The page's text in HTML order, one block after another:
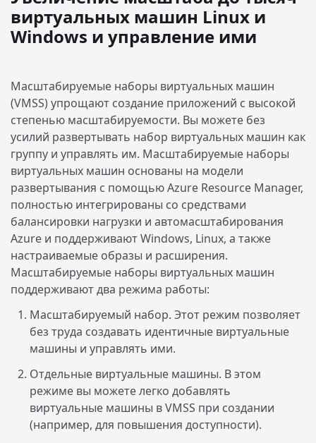
виртуальных машин Linux и
Windows и управление ими
Масштабируемые наборы виртуальных машин
(VMSS) упрощают создание приложений с высокой
степенью масштабируемости. Вы можете без
усилий развертывать набор виртуальных машин как
группу и управлять им. Масштабируемые наборы
виртуальных машин основаны на модели
развертывания с помощью Azure Resource Manager,
полностью интегрированы со средствами
балансировки нагрузки и автомасштабирования
Azure и поддерживают Windows, Linux, а также
настраиваемые образы и расширения.
Масштабируемые наборы виртуальных машин
поддерживают два режима работы:
Масштабируемый набор. Этот режим позволяет
без труда создавать идентичные виртуальные
машины и управлять ими.
Отдельные виртуальные машины. В этом
режиме вы можете легко добавлять
виртуальные машины в VMSS при создании
(например, для повышения доступности).